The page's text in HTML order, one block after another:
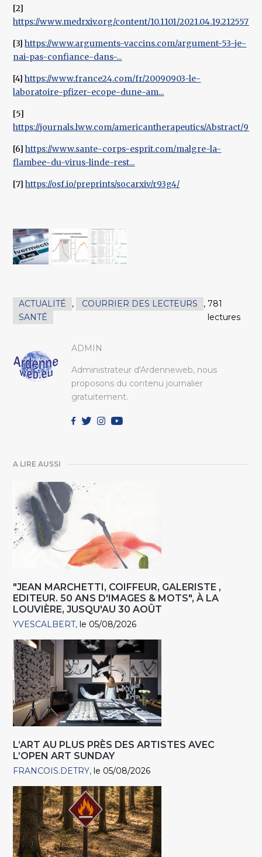
[2]
https://www.medrxiv.org/content/10.1101/
[3]https://www.arguments-vaccins.com/argument-53-je-
nai-pas-confiance-dans-...
[4]https://www.france24.com/fr/20090903-le-
laboratoire-pfizer-ecope-dune-am...
[5]
https://journals.lww.com/americantherapeutics/Abstract/
[6]https://www.sante-corps-esprit.com/malgre-la-
flambee-du-virus-linde-rest...
[7]https://osf.io/preprints/socarxiv/r93g4/
ACTUALITÉ , COURRIER DES LECTEURS
,
SANTÉ
781
lectures
ADMIN
Administrateur d'Ardenneweb, nous
proposons du contenu journalier
gratuitement.
A LIRE AUSSI
"JEAN MARCHETTI, COIFFEUR, GALERISTE ,
EDITEUR. 50 ANS D'IMAGES & MOTS", À LA
LOUVIÈRE, JUSQU'AU 30 AOÛT
YVESCALBERT le 05/08/2026
L’ART AU PLUS PRÈS DES ARTISTES AVEC
L’OPEN ART SUNDAY
FRANCOIS.DETRY le 05/08/2026